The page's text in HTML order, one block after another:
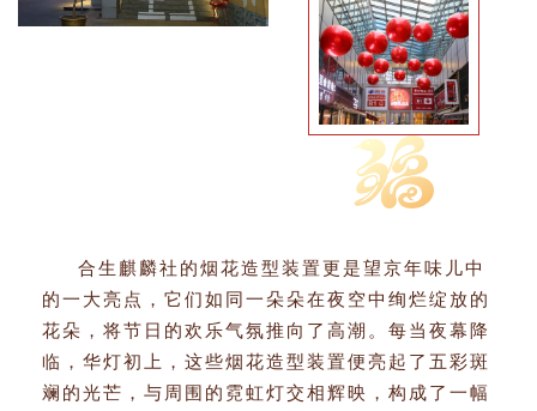
合生麒麟社的烟花造型装置更是望京年味儿中
的一大亮点，它们如同一朵朵在夜空中绚烂绽放的
花朵，将节日的欢乐气氛推向了高潮。每当夜幕降
临，华灯初上，这些烟花造型装置便亮起了五彩斑
斓的光芒，与周围的霓虹灯交相辉映，构成了一幅